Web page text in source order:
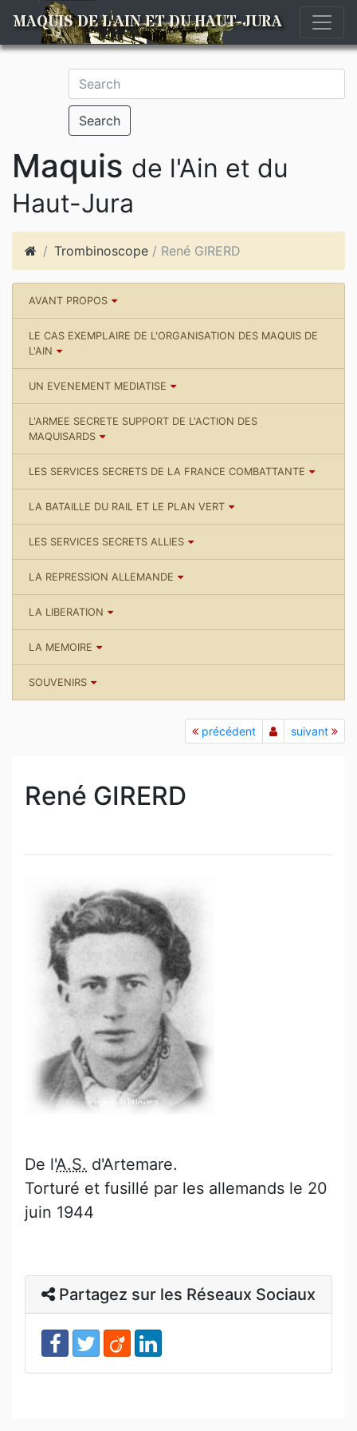
MAQUIS DE L'AIN ET DU HAUT-JURA
Search
Maquis de l'Ain et du
Haut-Jura
Trombinoscope / René GIRERD
AVANT PROPOS
LE CAS EXEMPLAIRE DE L'ORGANISATION DES MAQUIS DE
L'AIN
UN EVENEMENT MEDIATISE
L'ARMEE SECRETE SUPPORT DE L'ACTION DES
MAQUISARDS
LES SERVICES SECRETS DE LA FRANCE COMBATTANTE
LA BATAILLE DU RAIL ET LE PLAN VERT
LES SERVICES SECRETS ALLIES
LA REPRESSION ALLEMANDE
LA LIBERATION
LA MEMOIRE
SOUVENIRS
précédent suivant
René GIRERD
De l'A.S. d'Artemare.
Torturé et fusillé par les allemands le 20
juin 1944
Partagez sur les Réseaux Sociaux